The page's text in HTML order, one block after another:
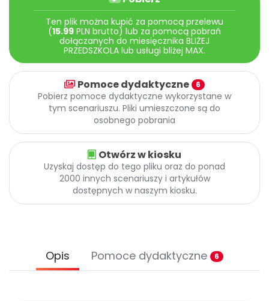
Archiwalne numery
Pomoc
Promocje
Ten plik można kupić za pomocą przelewu
(15.99 PLN brutto) lub za pomocą pobrań
dołączanych do miesięcznika BLIŻEJ
PRZEDSZKOLA lub usługi bliżej MAX.
Pomoce dydaktyczne 6
Pobierz pomoce dydaktyczne wykorzystane w
tym scenariuszu. Pliki umieszczone są do
osobnego pobrania
Otwórz w kiosku
Uzyskaj dostęp do tego pliku oraz do ponad
2000 innych scenariuszy i artykułów
dostępnych w naszym kiosku.
Opis Pomoce dydaktyczne 6